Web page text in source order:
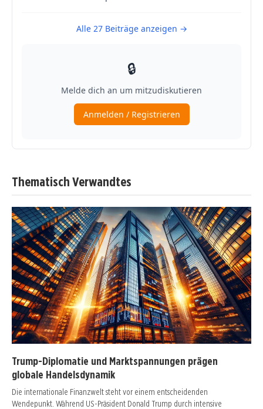
Thematisch Verwandtes
Trump-Diplomatie und Marktspannungen prägen
globale Handelsdynamik
Die internationale Finanzwelt steht vor einem entscheidenden
Wendepunkt. Während US-Präsident Donald Trump durch intensive